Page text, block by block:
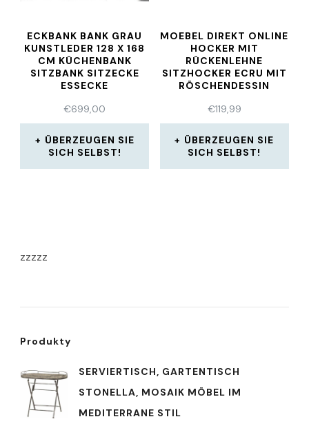
ECKBANK BANK GRAU
KUNSTLEDER 128 X 168
CM KÜCHENBANK
SITZBANK SITZECKE
ESSECKE
€699,00
ÜBERZEUGEN SIE
SICH SELBST!
MOEBEL DIREKT ONLINE
HOCKER MIT
RÜCKENLEHNE
SITZHOCKER ECRU MIT
RÖSCHENDESSIN
€119,99
ÜBERZEUGEN SIE
SICH SELBST!
zzzzz
Produkty
SERVIERTISCH, GARTENTISCH
STONELLA, MOSAIK MÖBEL IM
MEDITERRANE STIL